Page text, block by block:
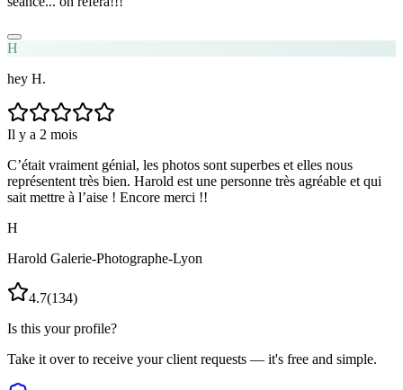
H
hey H.
Il y a 2 mois
C’était vraiment génial, les photos sont superbes et elles nous
représentent très bien. Harold est une personne très agréable et qui
sait mettre à l’aise ! Encore merci !!
H
Harold Galerie-Photographe-Lyon
4.7(134)
Is this your profile?
Take it over to receive your client requests — it's free and simple.